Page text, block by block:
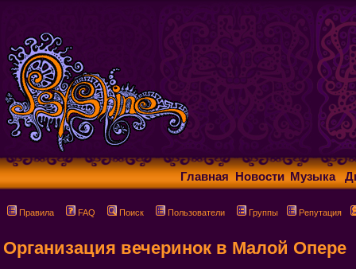
Главная Новости Музыка
Правила FAQ Поиск Пользователи Группы Репутация
Организация вечеринок в Малой Опере